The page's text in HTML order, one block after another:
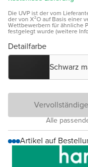
Die UVP ist der vom
der von X²O auf Basis einer
Wettbewerbern für ähnliche
festgelegt wurde (weitere
Detailfarbe
Schwarz
Alle
Artikel auf